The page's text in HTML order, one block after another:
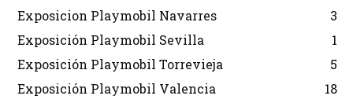
Exposicion Playmobil Navarres
3
Exposición Playmobil Sevilla
1
Exposición Playmobil Torrevieja
5
Exposición Playmobil Valencia
18